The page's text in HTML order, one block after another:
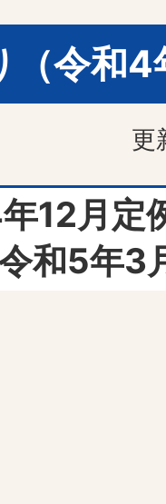
（令和4
更
12月定
和5年3